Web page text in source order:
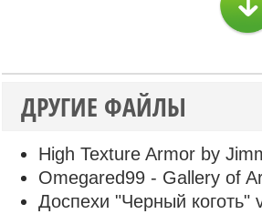
ДРУГИЕ ФАЙЛЫ
High Texture Armor by
Omegared99 - Gallery of
Доспехи "Черный коготь"